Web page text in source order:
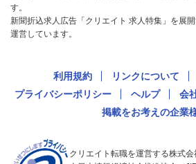
す。
新聞折込求人広告「クリエイト 求人特集」を展
運営しています。
利用規約 リンクについて
プライバシーポリシー
ヘルプ 会
掲載をお考えの企業
クリエイト転職を運営する株式